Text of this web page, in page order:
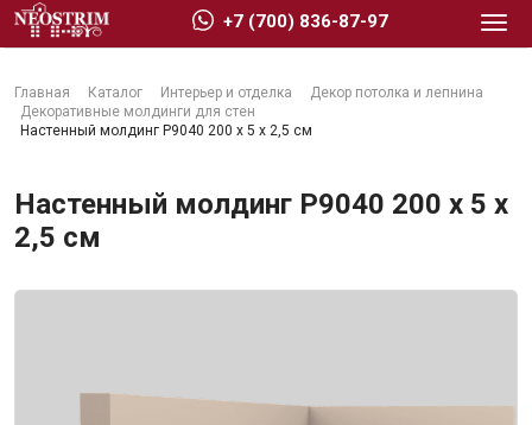
Главная Каталог Интерьер и отделка
Декор потолка и лепнина
Декоративные молдинги для стен
Настенный молдинг P9040 200 x 5 x 2,5 см
Настенный молдинг P9040 200 x 5 x
2,5 см
+7 (700) 836-87-97
Стройматериалы
Сухие строительные смеси
Кровельные материалы